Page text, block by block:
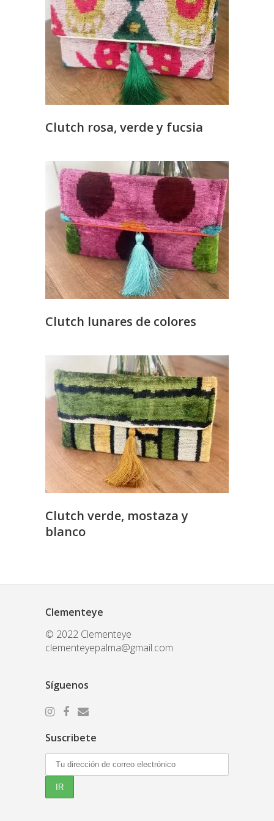
Clutch rosa, verde y fucsia
Clutch lunares de colores
Clutch verde, mostaza y
blanco
Clementeye
© 2022 Clementeye
clementeyepalma@gmail.com
Síguenos
Suscribete